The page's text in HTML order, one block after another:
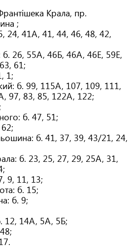
Крала, пр.
;
24, 41А, 41, 44, 46, 48, 42,
б. 26, 55А, 46Б, 46А, 46Е, 59Е,
61;
1;
б. 99, 115А, 107, 109, 111,
97, 83, 85, 122А, 122;
б. 47, 51;
б. 41, 37, 39, 43/21, 24,
б. 23, 25, 27, 29, 25А, 31,
9, 11, 13;
б. 15;
б. 9;
12, 14А, 5А, 5Б;